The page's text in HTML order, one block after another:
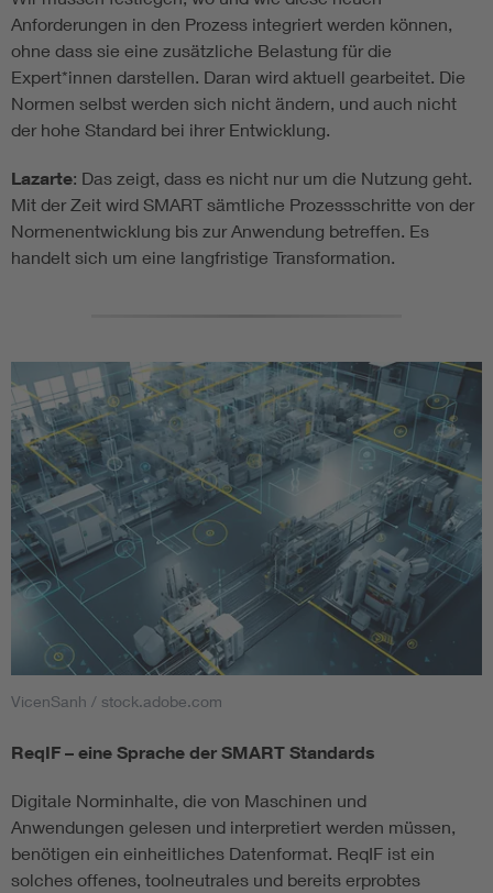
Anforderungen in den Prozess integriert werden können,
ohne dass sie eine zusätzliche Belastung für die
Expert*innen darstellen. Daran wird aktuell gearbeitet. Die
Normen selbst werden sich nicht ändern, und auch nicht
der hohe Standard bei ihrer Entwicklung.
Lazarte: Das zeigt, dass es nicht nur um die Nutzung geht.
Mit der Zeit wird SMART sämtliche Prozessschritte von der
Normenentwicklung bis zur Anwendung betreffen. Es
handelt sich um eine langfristige Transformation.
VicenSanh / stock.adobe.com
ReqIF – eine Sprache der SMART Standards
Digitale Norminhalte, die von Maschinen und
Anwendungen gelesen und interpretiert werden müssen,
benötigen ein einheitliches Datenformat. ReqIF ist ein
solches offenes, toolneutrales und bereits erprobtes